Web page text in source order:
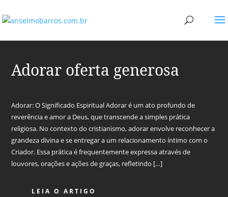
Adorar oferta generosa
Adorar: O Significado Espiritual Adorar é um ato profundo de
reverência e amor a Deus, que transcende a simples prática
religiosa. No contexto do cristianismo, adorar envolve reconhecer a
grandeza divina e se entregar a um relacionamento íntimo com o
Criador. Essa prática é frequentemente expressa através de
louvores, orações e ações de graças, refletindo […]
LEIA O ARTIGO